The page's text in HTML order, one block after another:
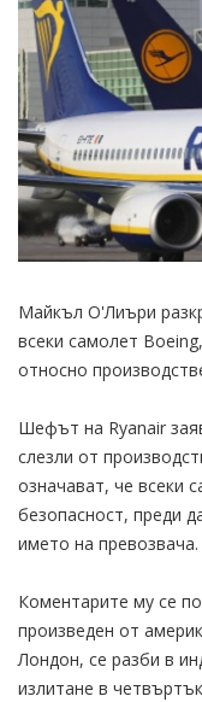
Майкъл О'Лиъри
всеки самолет
относно
Шефът на Ryanair
слезли от
означават, че всеки
безопасност, преди
името на превозвача.
Коментарите му се
произведен от
Лондон, се разби в
излитане в